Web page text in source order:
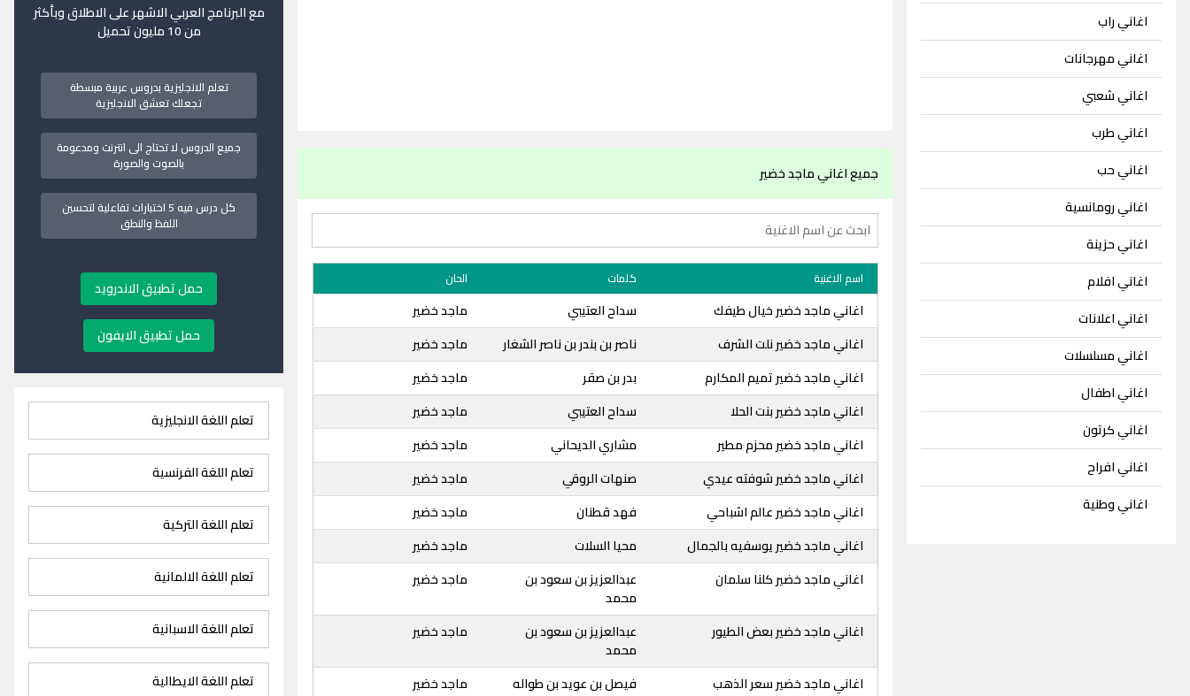
اغاني راب
اغاني مهرجانات
اغاني شعبي
اغاني طرب
اغاني حب
اغاني رومانسية
اغاني حزينة
اغاني افلام
اغاني اعلانات
اغاني مسلسلات
اغاني اطفال
اغاني كرتون
اغاني افراح
اغاني وطنية
جميع اغاني ماجد خضير
اسم الاغنية كلمات الحان
اغاني ماجد خضير خيال طيفك سداح العتيبي
ماجد خضير
اغاني ماجد خضير نلت الشرف
ناصر بن بندر بن ناصر الشغار
ماجد خضير
اغاني ماجد خضير تميم المكارم
بدر بن صقر
ماجد خضير
اغاني ماجد خضير بنت الحلا
سداح العتيبي
ماجد خضير
اغاني ماجد خضير محزم مطير
مشاري الديحاني
ماجد خضير
اغاني ماجد خضير شوفته عيدي
صنهات الروقي
ماجد خضير
اغاني ماجد خضير عالم اشباحي
فهد قطنان
ماجد خضير
اغاني ماجد خضير يوسفيه بالجمال
محيا السلات
ماجد خضير
اغاني ماجد خضير كلنا سلمان
عبدالعزيز بن سعود بن
محمد
ماجد خضير
اغاني ماجد خضير بعض الطيور
عبدالعزيز بن سعود بن
محمد
ماجد خضير
اغاني ماجد خضير سعر الذهب فيصل بن عويد بن طواله
ماجد خضير
مع البرنامج العربي الاشهر على الاطلاق وبأكثر
من 10 مليون تحميل
تعلم الانجليزية بدروس عربية مبسطة
تجعلك تعشق الانجليزية
جميع الدروس لا تحتاج الى انترنت ومدعومة
بالصوت والصورة
كل درس فيه 5 اختبارات تفاعلية لتحسين
اللفظ والنطق
حمل تطبيق الاندرويد
حمل تطبيق الايفون
تعلم اللغة الانجليزية
تعلم اللغة الفرنسية
تعلم اللغة التركية
تعلم اللغة الالمانية
تعلم اللغة الاسبانية
تعلم اللغة الايطالية